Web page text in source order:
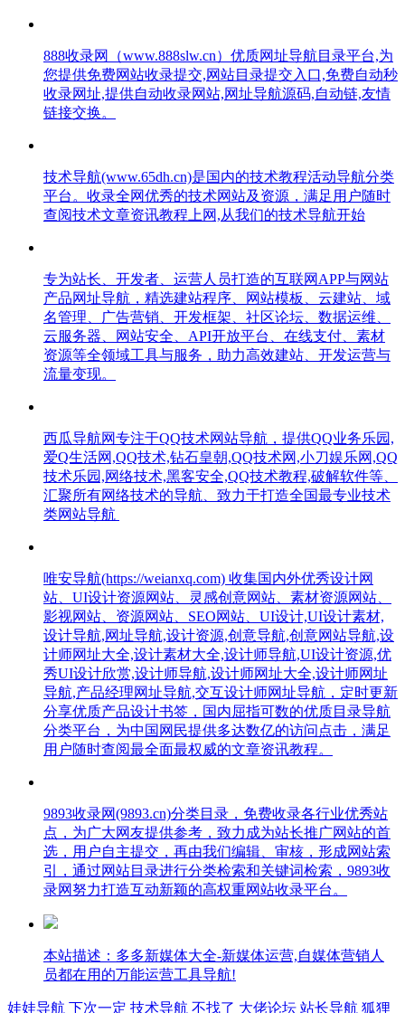
888收录网（www.888slw.cn）优质网址导航目录平台,为
您提供免费网站收录提交,网站目录提交入口,免费自动秒
收录网址,提供自动收录网站,网址导航源码,自动链,友情
链接交换。
技术导航(www.65dh.cn)是国内的技术教程活动导航分类
平台。收录全网优秀的技术网站及资源，满足用户随时
查阅技术文章资讯教程上网,从我们的技术导航开始
专为站长、开发者、运营人员打造的互联网APP与网站
产品网址导航，精选建站程序、网站模板、云建站、域
名管理、广告营销、开发框架、社区论坛、数据运维、
云服务器、网站安全、API开放平台、在线支付、素材
资源等全领域工具与服务，助力高效建站、开发运营与
流量变现。
西瓜导航网专注于QQ技术网站导航，提供QQ业务乐园,
爱Q生活网,QQ技术,钻石皇朝,QQ技术网,小刀娱乐网,QQ
技术乐园,网络技术,黑客安全,QQ技术教程,破解软件等、
汇聚所有网络技术的导航、致力于打造全国最专业技术
类网站导航
唯安导航(https://weianxq.com) 收集国内外优秀设计网
站、UI设计资源网站、灵感创意网站、素材资源网站、
影视网站、资源网站、SEO网站、UI设计,UI设计素材,
设计导航,网址导航,设计资源,创意导航,创意网站导航,设
计师网址大全,设计素材大全,设计师导航,UI设计资源,优
秀UI设计欣赏,设计师导航,设计师网址大全,设计师网址
导航,产品经理网址导航,交互设计师网址导航，定时更新
分享优质产品设计书签，国内屈指可数的优质目录导航
分类平台，为中国网民提供多达数亿的访问点击，满足
用户随时查阅最全面最权威的文章资讯教程。
9893收录网(9893.cn)分类目录，免费收录各行业优秀站
点，为广大网友提供参考，致力成为站长推广网站的首
选，用户自主提交，再由我们编辑、审核，形成网站索
引，通过网站目录进行分类检索和关键词检索，9893收
录网努力打造互动新颖的高权重网站收录平台。
本站描述：多多新媒体大全-新媒体运营,自媒体营销人
员都在用的万能运营工具导航!
娃娃导航 下次一定 技术导航 不找了 大佬论坛 站长导航 狐狸